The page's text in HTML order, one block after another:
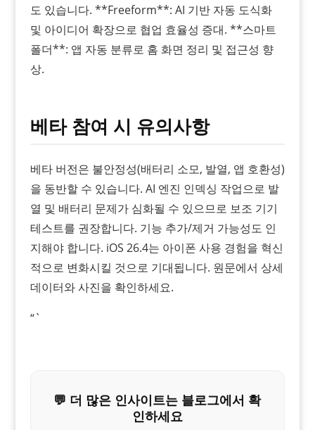
도 있습니다. **Freeform**: AI 기반 자동 도식화
및 아이디어 확장으로 협업 효율성 증대. **스마트
폴더**: 앱 자동 분류로 홈 화면 정리 및 접근성 향
상.
베타 참여 시 유의사항
베타 버전은 불안정성(배터리 소모, 발열, 앱 호환성)
을 동반할 수 있습니다. AI 엔진 인덱싱 작업으로 발
열 및 배터리 문제가 심화될 수 있으므로 보조 기기
테스트를 권장합니다. 기능 추가/제거 가능성도 인
지해야 합니다. iOS 26.4는 아이폰 사용 경험을 혁신
적으로 변화시킬 것으로 기대됩니다. 원문에서 상세
데이터와 사진을 확인하세요.
“`
💬 더 많은 인사이트는 블로그에서 확
인하세요